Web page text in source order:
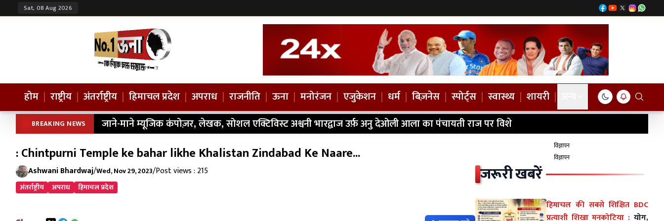
Sat, 08 Aug 2026
होम | राष्ट्रीय | अंतर्राष्ट्रीय | हिमाचल प्रदेश | अपराध | राजनीति | ऊना | मनोरंजन | एजुकेशन | धर्म | बिज़नेस | स्पोर्ट्स | स्वास्थ्य | शायरी |
BREAKING NEWS जाने-माने म्यूजिक कंपोज़र, लेखक, सोशल एक्टिविस्ट अश्वनी भारद्वाज उर्फ़ अनु देओली आला का पंचायती राज पर विशे
: Chintpurni Temple ke bahar likhe Khalistan Zindabad Ke Naare...
Ashwani Bhardwaj/Wed, Nov 29, 2023/Post views : 215
अंतर्राष्ट्रीय अपराध हिमाचल प्रदेश
विज्ञापन
विज्ञापन
जरूरी खबरें
हिमाचल की सबसे शिक्षित BDC
प्रत्याशी शिखा मनकोटिया : योग,